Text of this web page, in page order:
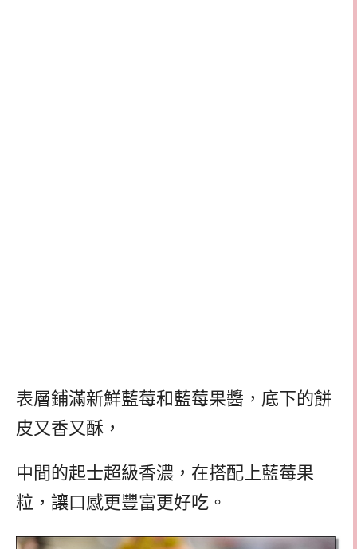
表層鋪滿新鮮藍莓和藍莓果醬，底下的餅
皮又香又酥，
中間的起士超級香濃，在搭配上藍莓果
粒，讓口感更豐富更好吃。